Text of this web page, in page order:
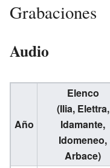
Grabaciones
Audio
Año
Elenco
(Ilia, Elettra,
Idamante,
Idomeneo,
Arbace)